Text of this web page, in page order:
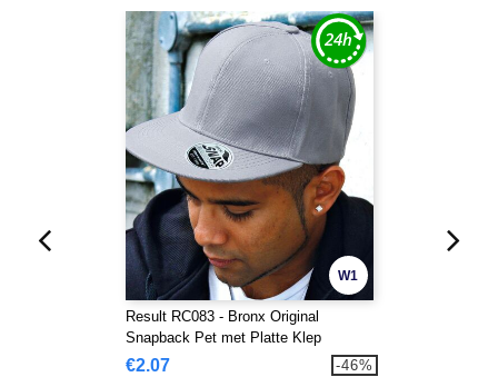
W1
Result RC083 - Bronx Original
Snapback Pet met Platte Klep
€2.07 -46%